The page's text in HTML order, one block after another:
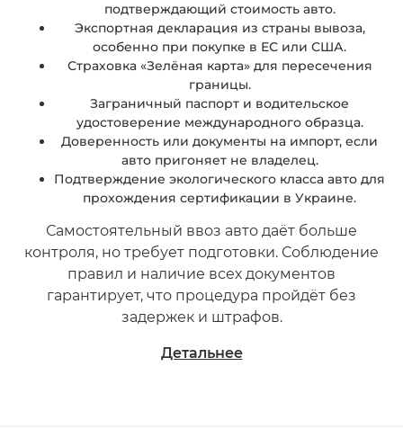
подтверждающий стоимость авто.
Экспортная декларация из страны вывоза,
особенно при покупке в ЕС или США.
Страховка «Зелёная карта» для пересечения
границы.
Заграничный паспорт и водительское
удостоверение международного образца.
Доверенность или документы на импорт, если
авто пригоняет не владелец.
Подтверждение экологического класса авто для
прохождения сертификации в Украине.
Самостоятельный ввоз авто даёт больше
контроля, но требует подготовки. Соблюдение
правил и наличие всех документов
гарантирует, что процедура пройдёт без
задержек и штрафов.
Детальнее